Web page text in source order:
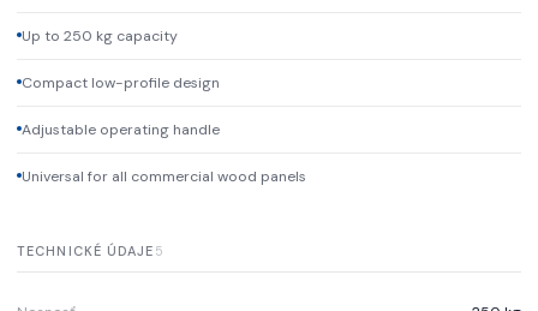
Up to 250 kg capacity
Compact low-profile design
Adjustable operating handle
Universal for all commercial wood panels
TECHNICKÉ ÚDAJE 5